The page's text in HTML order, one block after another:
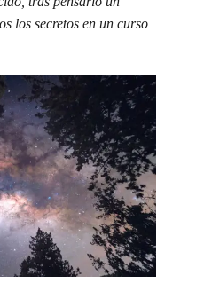
los secretos en un curso